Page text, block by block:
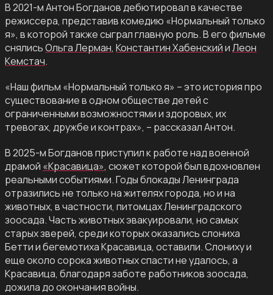
В 2021-м Антон Богданов дебютировал в качестве
режиссера, представив комедию «Нормальный только
я», в которой также сыграл главную роль. В его фильме
снялисьОльга Лерман, Константин ХабенскийиЛеон
Кемстач.
«Наш фильм «Нормальный только я» – это история про
существование в одном обществе детей с
ограниченными возможностями и здоровых, их
тревогах, дружбе и контрах», – рассказал Антон.
В 2025-м Богданов приступил к работе над военной
драмой «Красавица», сюжет которой был вдохновлен
реальными событиями. Годы блокады Ленинграда
отразились не только на жителях города, но и на
животных, в частности, питомцах Ленинградского
зоосада. Часть животных эвакуировали, но самых
старых зверей, среди которых оказались слониха
Бетти и бегемотиха Красавица, оставили. Слониху и
еще около сорока животных спасти не удалось, а
Красавица, благодаря заботе работников зоосада,
дожила до окончания войны.